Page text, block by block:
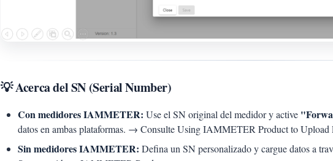
💡 Acerca del SN (Serial Number)
Con medidores IAMMETER: Use el SN original del medidor y active
datos en ambas plataformas. → Consulte Using IAMMETER Product to Upload
Sin medidores IAMMETER: Defina un SN personalizado y cargue datos a